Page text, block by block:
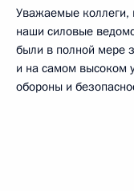
Уважаемые коллеги,
наши силовые
были в полной мере
и на самом высоком
обороны и